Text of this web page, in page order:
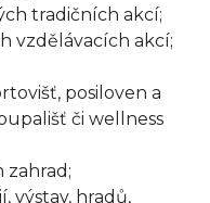
tradičních akcí;
vzdělávacích akcí;
posiloven a
či wellness
zahrad;
výstav, hradů,